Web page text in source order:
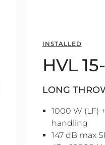
INSTALLED
HVL
LONG
1000 W (LF)
handling
147 dB max